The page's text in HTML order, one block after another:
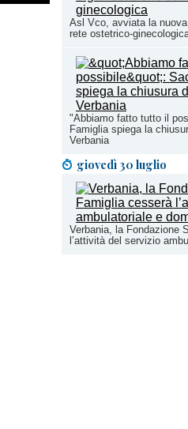
Asl Vco, avviata la
rete ostetrico-
"Abbiamo fatto tutto il
Famiglia spiega la
Verbania
giovedì 30 luglio
Verbania, la Fondazione
l’attività del servizio